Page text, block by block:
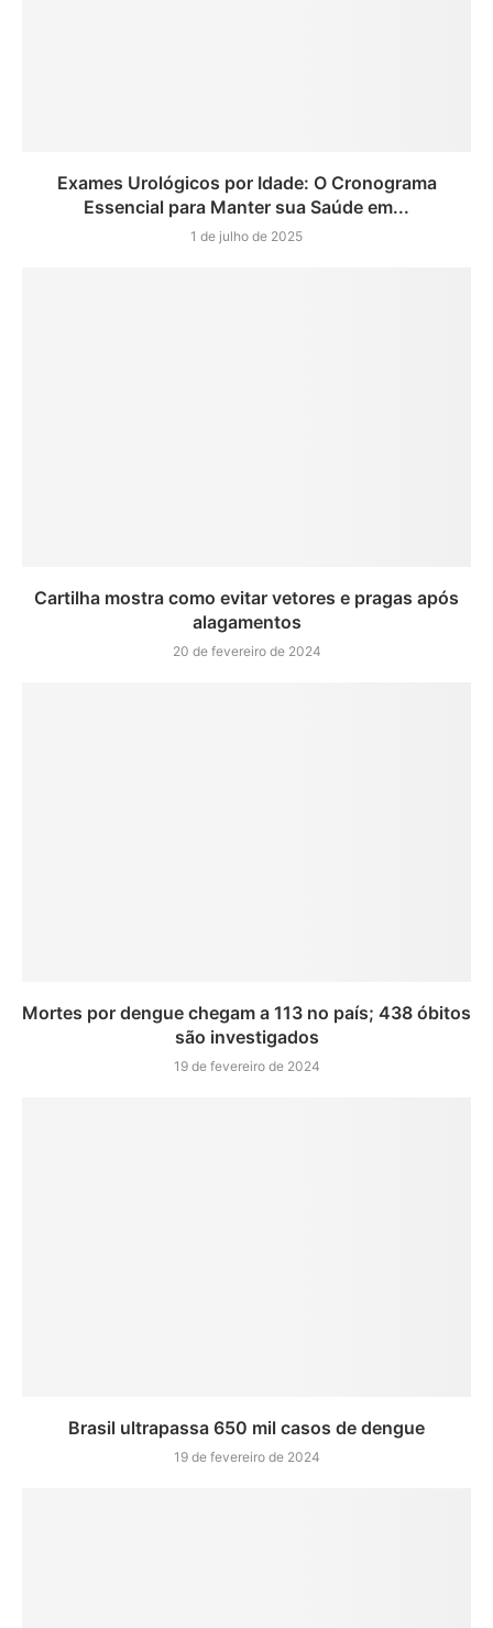
Exames Urológicos por Idade: O Cronograma
Essencial para Manter sua Saúde em...
1 de julho de 2025
Cartilha mostra como evitar vetores e pragas após
alagamentos
20 de fevereiro de 2024
Mortes por dengue chegam a 113 no país; 438 óbitos
são investigados
19 de fevereiro de 2024
Brasil ultrapassa 650 mil casos de dengue
19 de fevereiro de 2024